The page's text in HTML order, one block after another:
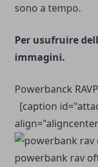
sono a tempo.
Per usufruire
immagini.
Powerbanck
[caption
powerbank rav